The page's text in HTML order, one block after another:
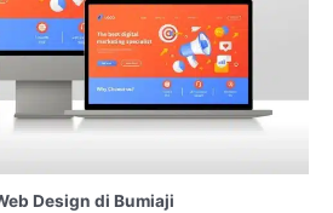
Design di Bumiaji